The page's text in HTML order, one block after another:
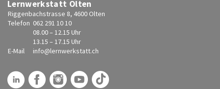
Lernwerkstatt Olten
Riggenbachstrasse 8, 4600 Olten
Telefon 062 291 10 10
08.00 – 12.15 Uhr
13.15 – 17.15 Uhr
E-Mail
info@lernwerkstatt.ch